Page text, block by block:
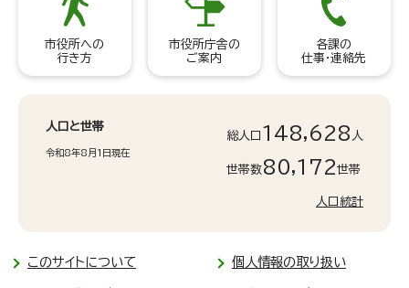
市役所への
行き方
市役所庁舎の
ご案内
各課の
仕事・連絡先
人口と世帯
令和8年8月1日現在
総人口 148,628 人
世帯数80,172世帯
人口統計
このサイトについて 個人情報の取り扱い